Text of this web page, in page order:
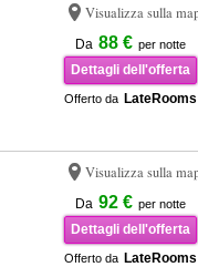
Visualizza sulla
Da 88 € per notte
Dettagli dell'offerta
Offerto da LateRooms
Visualizza sulla
Da 92 € per notte
Dettagli dell'offerta
Offerto da LateRooms